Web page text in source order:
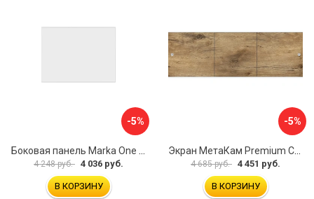
-5%
Боковая панель Marka One Flat 80 MG L 02бфл80мгл
4 248 руб. 4 036 руб.
В КОРЗИНУ
-5%
Экран МетаКам Premium Collection 4650208860133
4 685 руб. 4 451 руб.
В КОРЗИНУ